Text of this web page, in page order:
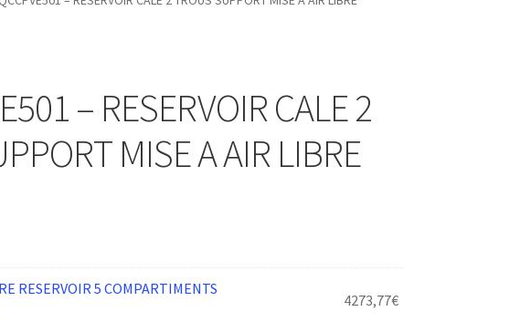
– RESERVOIR CALE 2
MISE A AIR LIBRE
RESERVOIR 5 COMPARTIMENTS
4273,77€